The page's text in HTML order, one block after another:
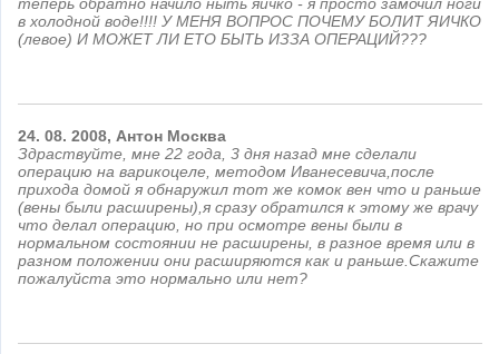
в холодной воде!!!! У МЕНЯ ВОПРОС ПОЧЕМУ БОЛИТ ЯИЧКО
(левое) И МОЖЕТ ЛИ ЕТО БЫТЬ ИЗЗА ОПЕРАЦИЙ???
24. 08. 2008, Антон Москва
Здраствуйте, мне 22 года, 3 дня назад мне сделали
операцию на варикоцеле, методом Иванесевича,после
прихода домой я обнаружил тот же комок вен что и раньше
(вены были расширены),я сразу обратился к этому же врачу
что делал операцию, но при осмотре вены были в
нормальном состоянии не расширены, в разное время или в
разном положении они расширяются как и раньше.Скажите
пожалуйста это нормально или нет?